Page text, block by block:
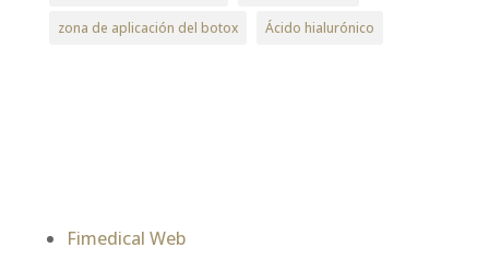
zona de aplicación del botox Ácido hialurónico
Fimedical Web